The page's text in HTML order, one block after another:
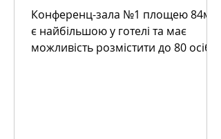
Конференц-зала №1 площею 84м²
є найбільшою у готелі та має
можливість розмістити до 80 осіб.